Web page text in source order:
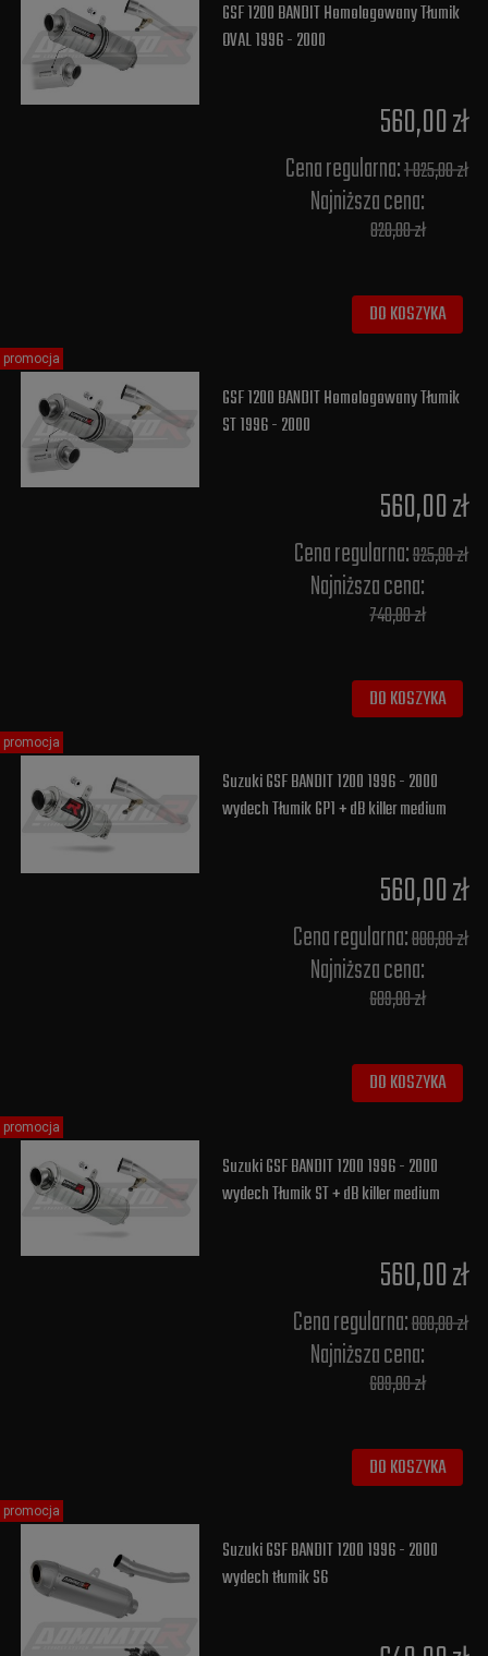
GSF 1200 BANDIT Homologowany Tłumik
OVAL 1996 - 2000
560,00 zł
Cena regularna:1 025,00 zł
Najniższa cena:
820,00 zł
DO KOSZYKA
GSF 1200 BANDIT Homologowany Tłumik
ST 1996 - 2000
560,00 zł
Cena regularna:925,00 zł
Najniższa cena:
740,00 zł
DO KOSZYKA
promocja
Suzuki GSF BANDIT 1200 1996 - 2000
wydech Tłumik GP1 + dB killer medium
560,00 zł
Cena regularna:800,00 zł
Najniższa cena:
689,00 zł
DO KOSZYKA
promocja
Suzuki GSF BANDIT 1200 1996 - 2000
wydech Tłumik ST + dB killer medium
560,00 zł
Cena regularna:800,00 zł
Najniższa cena:
689,00 zł
DO KOSZYKA
promocja
Suzuki GSF BANDIT 1200 1996 - 2000
wydech tłumik S6
promocja